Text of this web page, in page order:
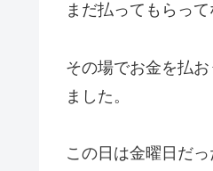
まだ払ってもらっ
その場でお金を払
ました。
この日は金曜日だ